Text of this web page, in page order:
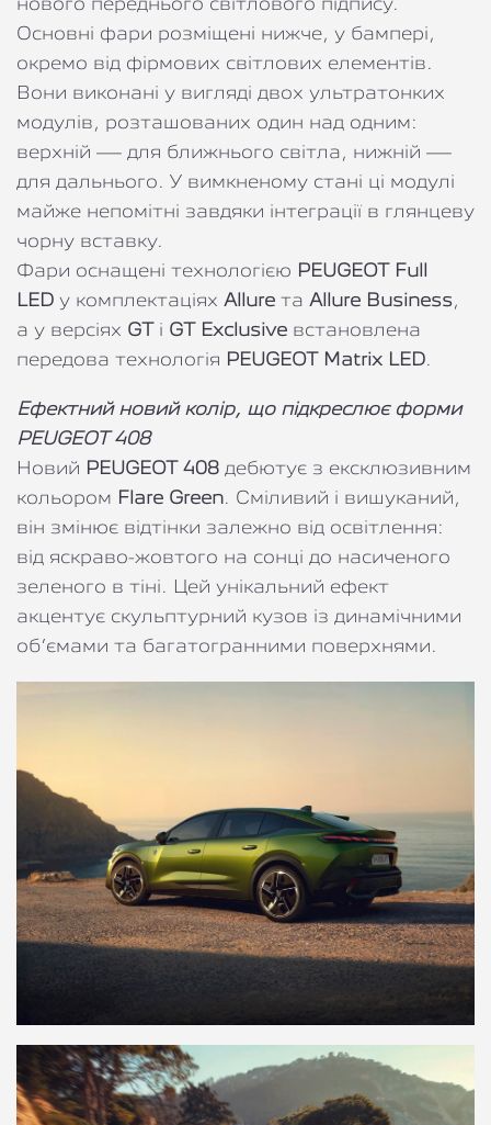
нового переднього світлового підпису.
Основні фари розміщені нижче, у бампері,
окремо від фірмових світлових елементів.
Вони виконані у вигляді двох ультратонких
модулів, розташованих один над одним:
верхній — для ближнього світла, нижній —
для дальнього. У вимкненому стані ці модулі
майже непомітні завдяки інтеграції в глянцеву
чорну вставку.
Фари оснащені технологією PEUGEOT Full
LED у комплектаціях Allure та Allure Business ,
а у версіях GT і GT Exclusive встановлена
передова технологія PEUGEOT Matrix LED.
Ефектний новий колір, що підкреслює форми
PEUGEOT 408
Новий PEUGEOT 408 дебютує з ексклюзивним
кольором Flare Green. Сміливий і вишуканий,
він змінює відтінки залежно від освітлення:
від яскраво-жовтого на сонці до насиченого
зеленого в тіні. Цей унікальний ефект
акцентує скульптурний кузов із динамічними
об’ємами та багатогранними поверхнями.